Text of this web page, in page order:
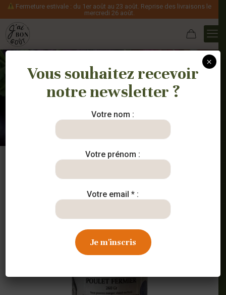
Fermeture estivale : du 1er août au 23 août. Reprise des livraisons le
mercredi 26 août.
Nos paniers
Vous souhaitez recevoir
notre newsletter ?
Votre nom :
Votre prénom :
Votre email * :
×